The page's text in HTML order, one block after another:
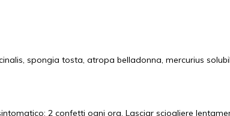
spongia tosta, atropa belladonna, mercurius
2 confetti ogni ora. Lasciar sciogliere